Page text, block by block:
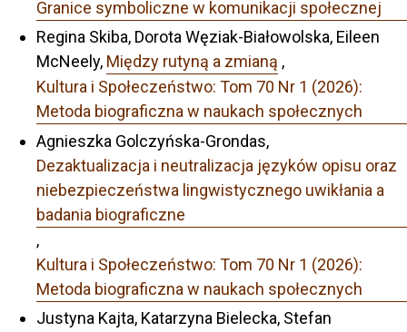
Granice symboliczne w komunikacji społecznej
Regina Skiba, Dorota Węziak-Białowolska, Eileen
McNeely, Między rutyną a zmianą ,
Kultura i Społeczeństwo: Tom 70 Nr 1 (2026):
Metoda biograficzna w naukach społecznych
Agnieszka Golczyńska-Grondas,
Dezaktualizacja i neutralizacja języków opisu oraz
niebezpieczeństwa lingwistycznego uwikłania a
badania biograficzne
,
Kultura i Społeczeństwo: Tom 70 Nr 1 (2026):
Metoda biograficzna w naukach społecznych
Justyna Kajta, Katarzyna Bielecka, Stefan